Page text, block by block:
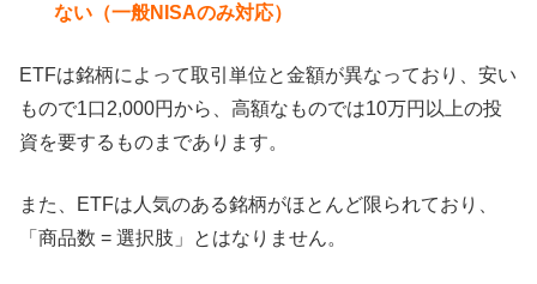
ない（一般NISAのみ対応）
ETFは銘柄によって取引単位と金額が異なっており、安い
もので1口2,000円から、高額なものでは10万円以上の投
資を要するものまであります。
また、ETFは人気のある銘柄がほとんど限られており、
「商品数 = 選択肢」とはなりません。